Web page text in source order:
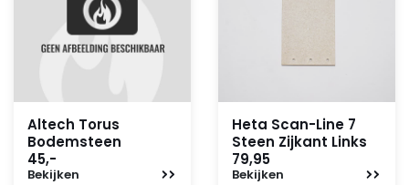
Altech Torus
Bodemsteen
45,-
Bekijken
Heta Scan-Line 7
Steen Zijkant Links
79,95
Bekijken